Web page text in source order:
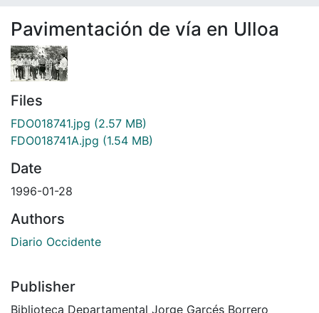
Pavimentación de vía en Ulloa
Files
FDO018741.jpg (2.57 MB)
FDO018741A.jpg (1.54 MB)
Date
1996-01-28
Authors
Diario Occidente
Publisher
Biblioteca Departamental Jorge Garcés Borrero